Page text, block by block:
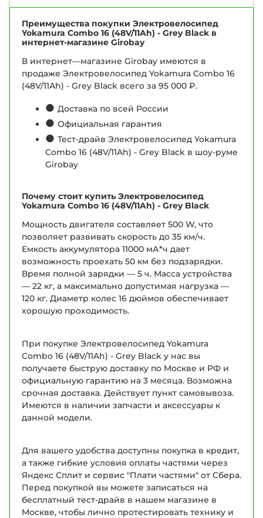
Преимущества покупки Электровелосипед
Yokamura Combo 16 (48V/11Ah) - Grey Black в
интернет-магазине Girobay
В интернет—магазине Girobay имеются в
продаже Электровелосипед Yokamura Combo 16
(48V/11Ah) - Grey Black всего за 95 000 ₽.
● Доставка по всей России
● Официальная гарантия
● Тест-драйв Электровелосипед Yokamura
Combo 16 (48V/11Ah) - Grey Black в шоу-руме
Girobay
Почему стоит купить Электровелосипед
Yokamura Combo 16 (48V/11Ah) - Grey Black
Мощность двигателя составляет 500 W, что
позволяет развивать скорость до 35 км/ч.
Емкость аккумулятора 11000 мА*ч дает
возможность проехать 50 км без подзарядки.
Время полной зарядки — 5 ч. Масса устройства
— 22 кг, а максимально допустимая нагрузка —
120 кг. Диаметр колес 16 дюймов обеспечивает
хорошую проходимость.
При покупке Электровелосипед Yokamura
Combo 16 (48V/11Ah) - Grey Black у нас вы
получаете быструю доставку по Москве и РФ и
официальную гарантию на 3 месяца. Возможна
срочная доставка. Действует пункт самовывоза.
Имеются в наличии запчасти и аксессуары к
данной модели.
Для вашего удобства доступны покупка в кредит,
а также гибкие условия оплаты частями через
Яндекс Сплит и сервис "Плати частями" от Сбера.
Перед покупкой вы можете записаться на
бесплатный тест-драйв в нашем магазине в
Москве, чтобы лично протестировать технику и